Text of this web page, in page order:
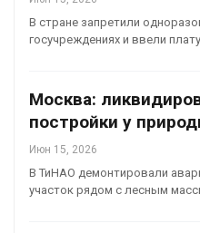
В стране запретили
госучреждениях и ввели
Москва:
постройки у
Июн 15, 2026
В ТиНАО демонтировали
участок рядом с лесным